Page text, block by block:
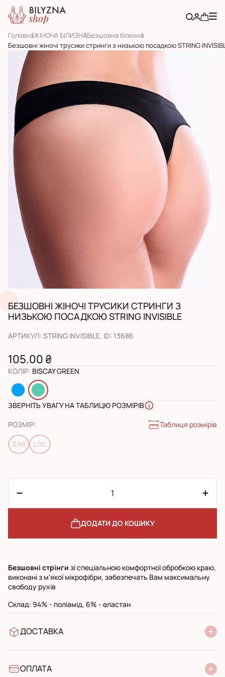
ГоловнаЖІНОЧА БІЛИЗНАБезшовна білизна
Безшовні жіночі трусики стринги з низькою посадкою STRING
БЕЗШОВНІ ЖІНОЧІ ТРУСИКИ СТРИНГИ З
НИЗЬКОЮ ПОСАДКОЮ STRING INVISIBLE
АРТИКУЛ: STRING INVISIBLE, ID: 13686
105.00 ₴
КОЛІР: BISCAY GREEN
ЗВЕРНІТЬ УВАГУ НА ТАБЛИЦЮ РОЗМІРІВ
РОЗМІР: Таблиця розмірів
S/M L/XL
ДОДАТИ ДО КОШИКУ
Безшовні стрінги зі спеціальною комфортної обробкою краю,
виконані з м'якої мікрофібри, забезпечать Вам максимальну
свободу рухів
Cклад: 94% - поліамід, 6% - еластан
ДОСТАВКА
УкрПошта стандарт
ОПЛАТА